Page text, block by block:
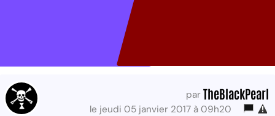
par TheBlackPearl
le jeudi 05 janvier 2017 à 09h20